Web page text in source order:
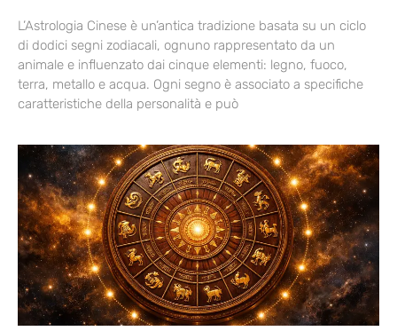
L’Astrologia Cinese è un’antica tradizione basata su un ciclo
di dodici segni zodiacali, ognuno rappresentato da un
animale e influenzato dai cinque elementi: legno, fuoco,
terra, metallo e acqua. Ogni segno è associato a specifiche
caratteristiche della personalità e può